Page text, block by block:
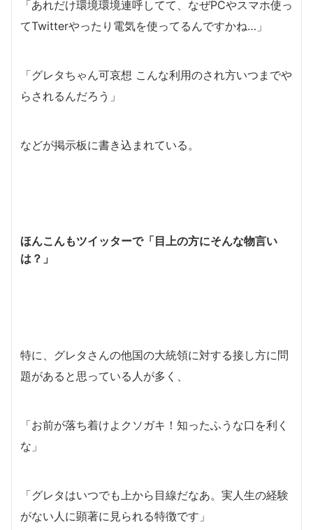
「あれだけ環境環境連呼してて、なぜPCやスマホ使っ
てTwitterやったり電気を使ってるんですかね…」
「グレタちゃん可哀想 こんな利用のされ方いつまでや
らされるんだろう」
などが掲示板に書き込まれている。
ほんこんもツイッターで「目上の方にそんな物言い
は？」
特に、グレタさんの他国の大統領に対する接し方に問
題があると思っている人が多く、
「お前が落ち着けよクソガキ！知ったふうな口を利く
な」
「グレタはいつでも上から目線だなあ。実人生の経験
がない人に顕著に見られる特徴です」